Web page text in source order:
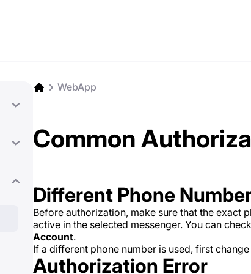
WebApp
Common
Different Phone
Before authorization, make sure that the exact
active in the selected messenger. You can
Account.
If a different phone number is used, first
Authorization Error